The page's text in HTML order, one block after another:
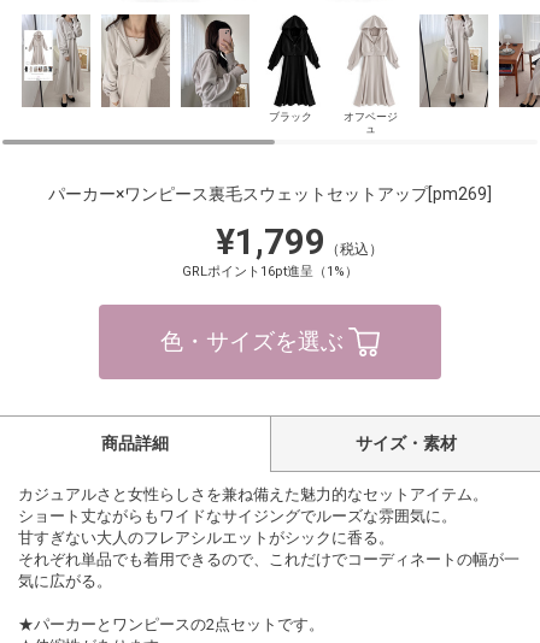
ブラック
オフベージ
ュ
パーカー×ワンピース裏毛スウェットセットアップ[pm269]
¥1,799 （税込）
GRLポイント16pt進呈（1%）
色・サイズを選ぶ
商品詳細 サイズ・素材
カジュアルさと女性らしさを兼ね備えた魅力的なセットアイテム。
ショート丈ながらもワイドなサイジングでルーズな雰囲気に。
甘すぎない大人のフレアシルエットがシックに香る。
それぞれ単品でも着用できるので、これだけでコーディネートの幅が一
気に広がる。
★パーカーとワンピースの2点セットです。